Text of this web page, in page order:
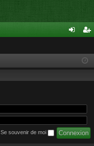
cri
Se souvenir de moi